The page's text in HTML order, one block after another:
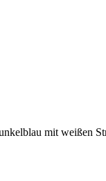
mit weißen